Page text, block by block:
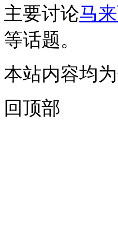
主要讨论马
等话题。
本站内容均
回顶部